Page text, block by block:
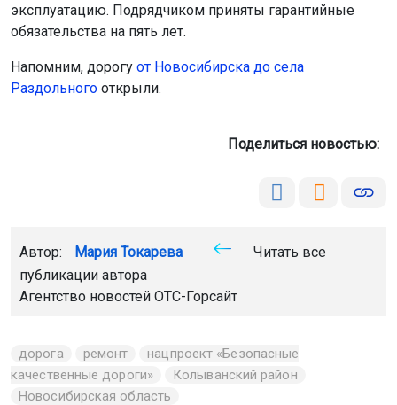
эксплуатацию. Подрядчиком приняты гарантийные
обязательства на пять лет.
Напомним, дорогу от Новосибирска до села
Раздольного открыли.
Поделиться новостью:
Автор: Мария Токарева
Читать все
публикации автора
Агентство новостей ОТС-Горсайт
дорога ремонт
нацпроект «Безопасные
качественные дороги»
Колыванский район
Новосибирская область